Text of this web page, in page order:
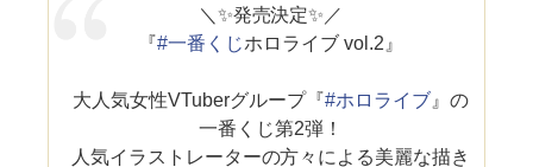
＼✨発売決定✨／
『#一番くじホロライブ vol.2』
大人気女性VTuberグループ『#ホロライブ』の
一番くじ第2弾！
人気イラストレーターの方々による美麗な描き